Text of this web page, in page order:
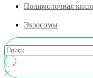
Полимолочная
Экзосомы